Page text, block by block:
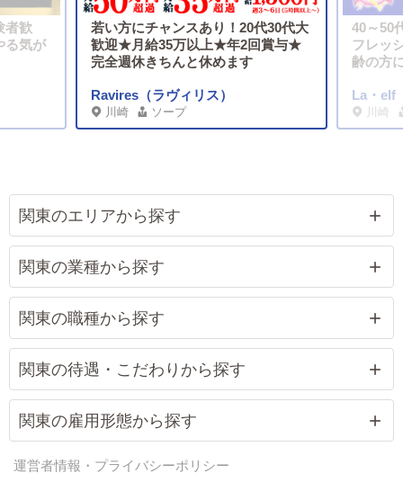
者歓
る気が
若い方にチャンスあり！20代30代大
歓迎★月給35万以上★年2回賞与★
完全週休きちんと休めます
Ravires（ラヴィリス）
川崎 ソープ
40～50
フレッ
齢の方
La・elf
川崎
関東のエリアから探す
関東の業種から探す
関東の職種から探す
関東の待遇・こだわりから探す
関東の雇用形態から探す
運営者情報・プライバシーポリシー